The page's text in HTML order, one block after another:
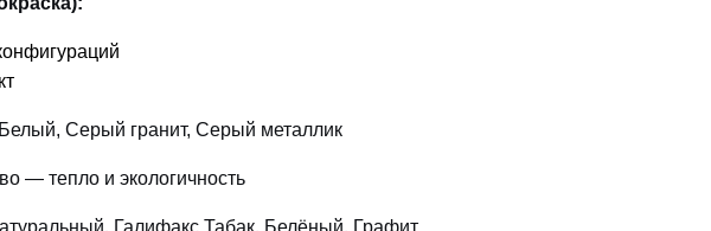
Серый гранит, Серый металлик
— тепло и экологичность